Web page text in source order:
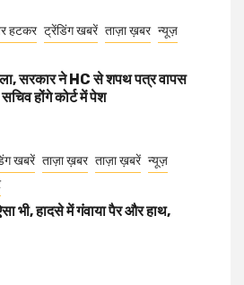
हटकर ट्रेंडिंग खबरें ताज़ा ख़बर न्यूज़
सरकार ने HC से शपथ पत्र वापस
होंगे कोर्ट में पेश
खबरें ताज़ा ख़बर ताज़ा ख़बरें न्यूज़
भी, हादसे में गंवाया पैर और हाथ,